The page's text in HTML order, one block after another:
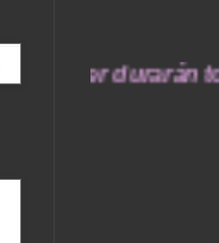
toda una